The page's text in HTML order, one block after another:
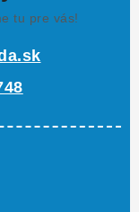
tu pre vás!